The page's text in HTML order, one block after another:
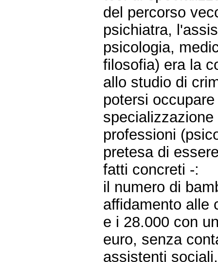
del percorso
psichiatra,
psicologia,
filosofia) era la
allo studio di
potersi
professioni
pretesa di
fatti concreti -:
il numero di
affidamento alle
e i 28.000 con
euro, senza
assistenti